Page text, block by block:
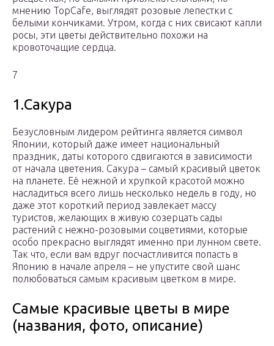
мнению TopCafe, выглядят розовые лепестки с
белыми кончиками. Утром, когда с них свисают капли
росы, эти цветы действительно похожи на
кровоточащие сердца.
7
1.Сакура
Безусловным лидером рейтинга является символ
Японии, который даже имеет национальный
праздник, даты которого сдвигаются в зависимости
от начала цветения. Сакура – самый красивый цветок
на планете. Её нежной и хрупкой красотой можно
насладиться всего лишь несколько недель в году, но
даже этот короткий период завлекает массу
туристов, желающих в живую созерцать сады
растений с нежно-розовыми соцветиями, которые
особо прекрасно выглядят именно при лунном свете.
Так что, если вам вдруг посчастливится попасть в
Японию в начале апреля – не упустите свой шанс
полюбоваться самым красивым цветком в мире.
Самые красивые цветы в мире
(названия, фото, описание)